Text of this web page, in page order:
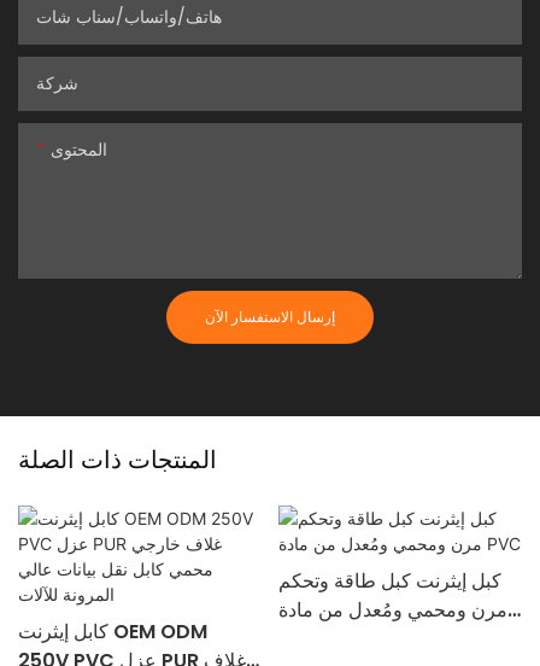
هاتف/واتساب/سناب شات
شركة
المحتوى
إرسال الاستفسار الآن
المنتجات ذات الصلة
كابل إيثرنت OEM ODM
250V PVC عزل PUR غلاف
كبل إيثرنت كبل طاقة وتحكم
مرن ومحمي ومُعدل من مادة